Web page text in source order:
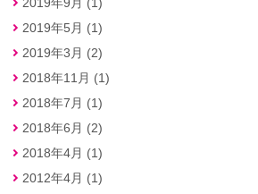
2019年9月 (1)
2019年5月 (1)
2019年3月 (2)
2018年11月 (1)
2018年7月 (1)
2018年6月 (2)
2018年4月 (1)
2012年4月 (1)